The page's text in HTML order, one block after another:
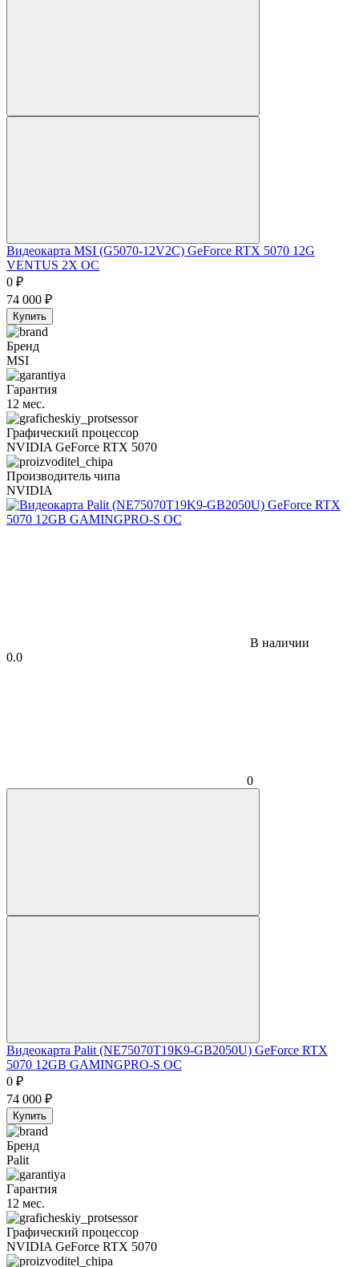
Видеокарта MSI (G5070-12V2C) GeForce RTX 5070 12G
VENTUS 2X OC
0 ₽
74 000 ₽
Купить
Бренд
MSI
Гарантия
12 мес.
Графический процессор
NVIDIA GeForce RTX 5070
Производитель чипа
NVIDIA
В наличии
0.0
0
Видеокарта Palit (NE75070T19K9-GB2050U) GeForce RTX
5070 12GB GAMINGPRO-S OC
0 ₽
74 000 ₽
Купить
Бренд
Palit
Гарантия
12 мес.
Графический процессор
NVIDIA GeForce RTX 5070